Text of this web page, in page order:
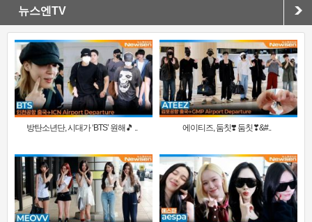
뉴스엔TV
방탄소년단, 시대가 ‘BTS’ 원해🎵 .. 에이티즈, 둠칫❣️ 둠칫❣&#..